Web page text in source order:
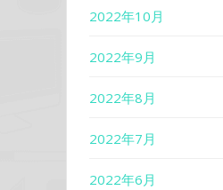
2022年10月
2022年9月
2022年8月
2022年7月
2022年6月